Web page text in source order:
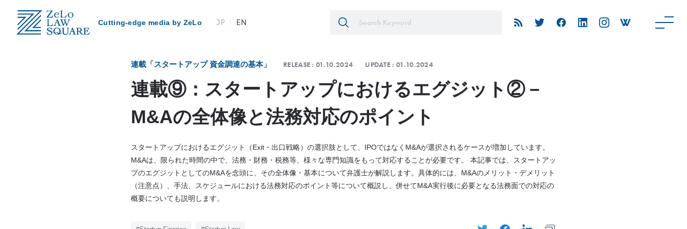
Cutting-edge media by ZeLo JP EN
ZeLo Client’s Voice
ZeLo Member’s Story
連載「スタートアップ 資金調達の基本」 RELEASE :01.10.2024 UPDATE :01.10.2024
連載⑨：スタートアップにおけるエグジット②－
M&Aの全体像と法務対応のポイント
スタートアップにおけるエグジット（Exit・出口戦略）の選択肢として、IPOではなくM&Aが選択されるケースが増加しています。
M&Aは、限られた時間の中で、法務・財務・税務等、様々な専門知識をもって対応することが必要です。 本記事では、スタートアッ
プのエグジットとしてのM&Aを念頭に、その全体像・基本について弁護士が解説します。具体的には、M&Aのメリット・デメリット
（注意点）、手法、スケジュールにおける法務対応のポイント等について概説し、併せてM&A実行後に必要となる法務面での対応の
概要についても説明します。